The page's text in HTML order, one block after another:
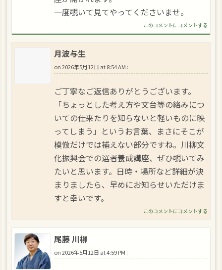
一度覗いて見てやってくださいませ。
このコメントにコメントする
月波与生
on2026年5月12日 at 8:54 AM :
ご丁寧なご返信ありがとうございます。
「ちょっとした考え方や文台等の絡みにつ
いての仕来たりを知らないと軽いものに映
ってしまう」というお言葉、まさにそこが
模倣だけでは補えない部分ですね。川柳文
化振興会での選者養成講座、ぜひ覗いてみ
たいと思います。日時・場所など詳細が決
まりましたら、早めにお知らせいただけま
すと幸いです。
このコメントにコメントする
尾藤 川柳
on2026年5月12日 at 4:59 PM :